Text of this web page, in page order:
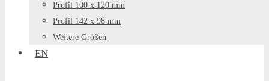
Profil 100 x 120 mm
Profil 142 x 98 mm
Weitere Größen
EN